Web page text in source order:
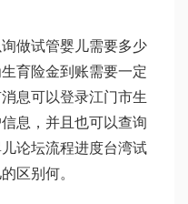
做试管婴儿需要多少
育险金到账需要一定
息可以登录江门市生
息，并且也可以查询
论坛流程进度台湾试
区别 何。